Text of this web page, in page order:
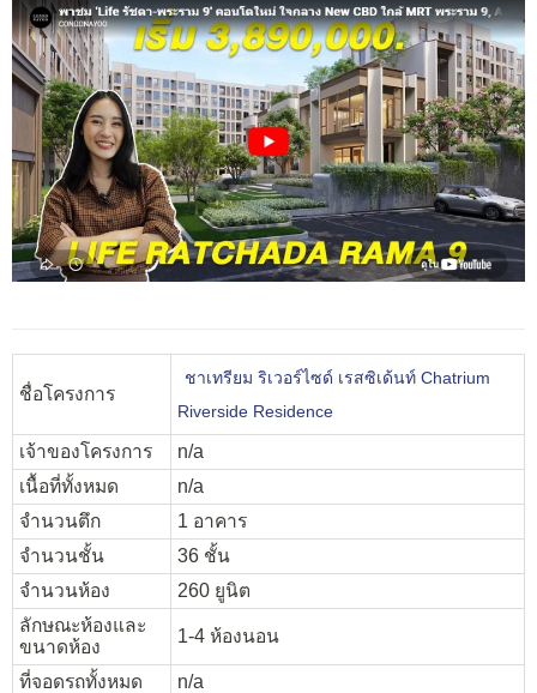
ชื่อโครงการ
ชาเทรียม ริเวอร์ไซด์ เรสซิเด้นท์ Chatrium
Riverside Residence
เจ้าของโครงการ
n/a
เนื้อที่ทั้งหมด
n/a
จำนวนตึก
1 อาคาร
จำนวนชั้น
36 ชั้น
จำนวนห้อง
260 ยูนิต
ลักษณะห้องและ
ขนาดห้อง
1-4 ห้องนอน
ที่จอดรถทั้งหมด
n/a